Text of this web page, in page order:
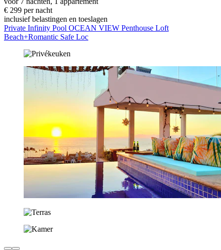
€ 299 per nacht
inclusief belastingen en toeslagen
Private Infinity Pool OCEAN VIEW Penthouse Loft
Beach+Romantic Safe Loc